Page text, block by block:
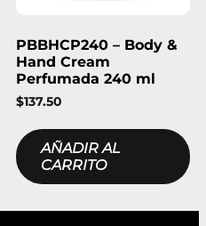
PBBHCP240 – Body &
Hand Cream
Perfumada 240 ml
$137.50
AÑADIR AL
CARRITO